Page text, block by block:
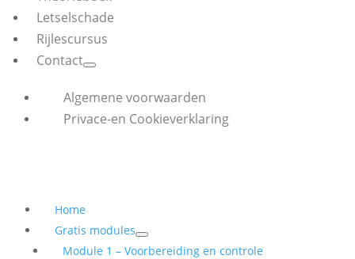
Letselschade
Rijlescursus
Contact
Algemene voorwaarden
Privace-en Cookieverklaring
Home
Gratis modules
Module 1 – Voorbereiding en controle